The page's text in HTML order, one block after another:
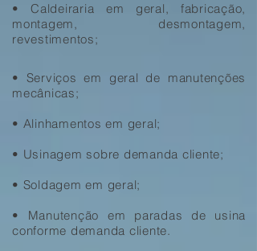
• Caldeiraria em geral, fabricação,
montagem, desmontagem,
revestimentos;
• Serviços em geral de manutenções
mecânicas;
• Alinhamentos em geral;
• Usinagem sobre demanda cliente;
• Soldagem em geral;
• Manutenção em paradas de usina
conforme demanda cliente.